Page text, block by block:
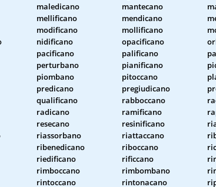
maledicano mantecano
mellificano mendicano
modificano mollificano
nidificano opacificano
pacificano palificano
perturbano pianificano
piombano pitoccano
predicano pregiudicano
qualificano rabboccano
radicano ramificano
resecano resinificano
riassorbano riattaccano
ribenedicano riboccano
riedificano rificcano
rimboccano rimbombano
rintoccano rintonacano